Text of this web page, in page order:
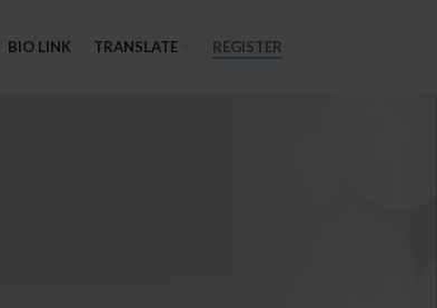
BIO LINK TRANSLATE REGISTER